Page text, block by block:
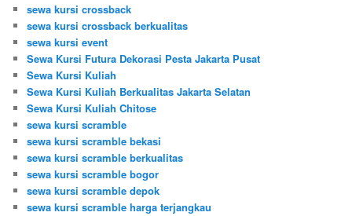
sewa kursi crossback
sewa kursi crossback berkualitas
sewa kursi event
Sewa Kursi Futura Dekorasi Pesta Jakarta Pusat
Sewa Kursi Kuliah
Sewa Kursi Kuliah Berkualitas Jakarta Selatan
Sewa Kursi Kuliah Chitose
sewa kursi scramble
sewa kursi scramble bekasi
sewa kursi scramble berkualitas
sewa kursi scramble bogor
sewa kursi scramble depok
sewa kursi scramble harga terjangkau